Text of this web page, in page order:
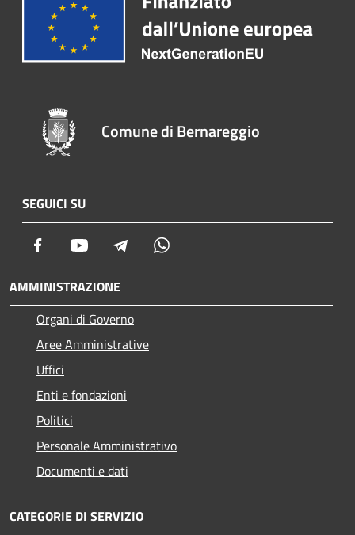
Comune di Bernareggio
SEGUICI SU
Facebook Youtube Telegram
AMMINISTRAZIONE
Organi di Governo
Aree Amministrative
Uffici
Enti e fondazioni
Politici
Personale Amministrativo
Documenti e dati
CATEGORIE DI SERVIZIO